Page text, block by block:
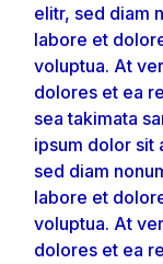
elitr, sed diam
labore et
voluptua. At
dolores et ea
sea takimata
ipsum dolor sit
sed diam
labore et
voluptua. At
dolores et ea